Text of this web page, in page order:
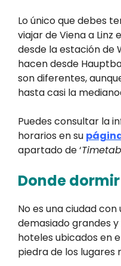
Lo único que debes
viajar de Viena a Linz
desde la estación de
hacen desde
son diferentes,
hasta casi la
Puedes consultar la
horarios en su
apartado de ‘
Donde dormir
No es una ciudad
demasiado grandes
hoteles ubicados en
piedra de los lugares